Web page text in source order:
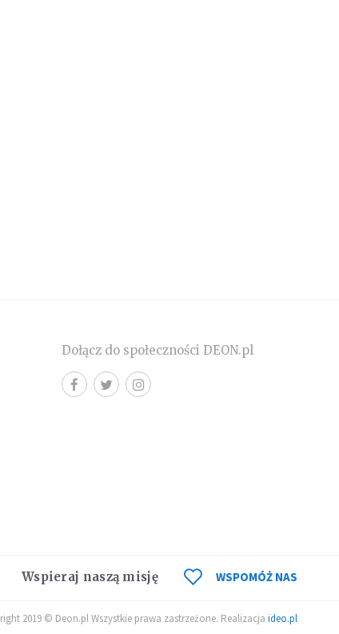
Dołącz do społeczności DEON.pl
Wspieraj naszą misję WSPOMÓŻ NAS
2019 © Deon.pl Wszystkie prawa zastrzeżone. Realizacja ideo.pl